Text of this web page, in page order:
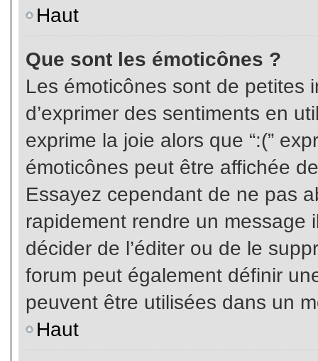
Haut
Que sont les émoticônes ?
Les émoticônes sont de petites
d’exprimer des sentiments en
exprime la joie alors que “:(”
émoticônes peut être affichée
Essayez cependant de ne pas
rapidement rendre un message
décider de l’éditer ou de le
forum peut également définir
peuvent être utilisées dans un
Haut